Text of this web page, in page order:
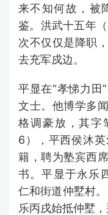
来不知何故，被
鉴。洪武十五年
次不仅仅是降职
去充军戍边。
平显在“孝悌力田
文士。他博学多
格调豪放，其字
6），平西侯沐
籍，聘为塾宾西
书。平显于永乐
仁和街道仲墅村
乐丙戌始抵仲墅